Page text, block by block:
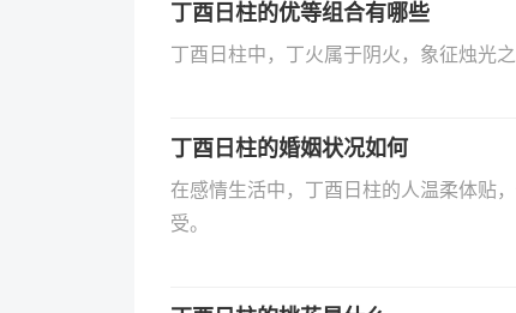
丁酉日柱的优等组合有哪些
丁酉日柱中，丁火属于阴火，象征烛光
丁酉日柱的婚姻状况如何
在感情生活中，丁酉日柱的人温柔体贴
受‌。